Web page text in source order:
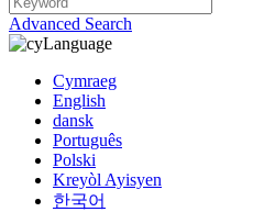
Advanced Search
Language
Cymraeg
English
dansk
Português
Polski
Kreyòl Ayisyen
한국어